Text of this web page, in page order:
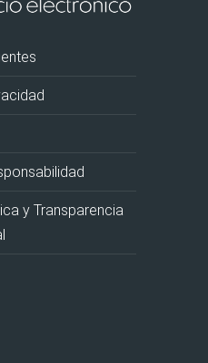
y Transparencia